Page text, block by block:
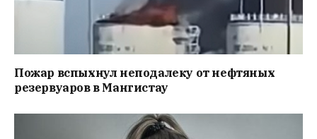
Пожар вспыхнул неподалеку от нефтяных
резервуаров в Мангистау